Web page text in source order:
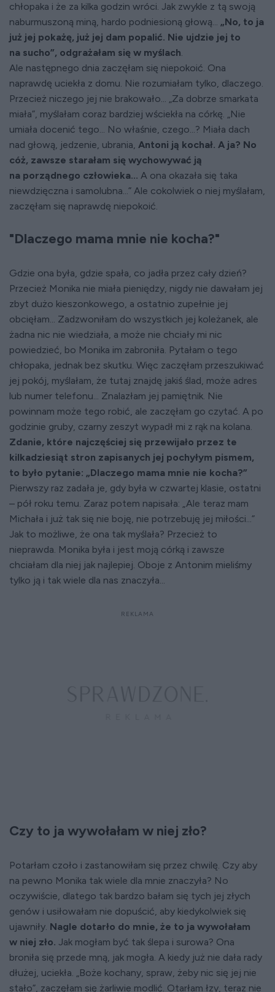
chłopaka i że za kilka godzin wróci. Jak zwykle z tą swoją
naburmuszoną miną, hardo podniesioną głową... „No, to ja
już jej pokażę, już jej dam popalić. Nie ujdzie jej to
na sucho”, odgrażałam się w myślach.
Ale następnego dnia zaczęłam się niepokoić. Ona
naprawdę uciekła z domu. Nie rozumiałam tylko, dlaczego.
Przecież niczego jej nie brakowało... „Za dobrze smarkata
miała”, myślałam coraz bardziej wściekła na córkę. „Nie
umiała docenić tego... No właśnie, czego...? Miała dach
nad głową, jedzenie, ubrania, Antoni ją kochał. A ja? No
cóż, zawsze starałam się wychowywać ją
na porządnego człowieka... A ona okazała się taka
niewdzięczna i samolubna...” Ale cokolwiek o niej myślałam,
zaczęłam się naprawdę niepokoić.
"Dlaczego mama mnie nie kocha?"
Gdzie ona była, gdzie spała, co jadła przez cały dzień?
Przecież Monika nie miała pieniędzy, nigdy nie dawałam jej
zbyt dużo kieszonkowego, a ostatnio zupełnie jej
obcięłam... Zadzwoniłam do wszystkich jej koleżanek, ale
żadna nic nie wiedziała, a może nie chciały mi nic
powiedzieć, bo Monika im zabroniła. Pytałam o tego
chłopaka, jednak bez skutku. Więc zaczęłam przeszukiwać
jej pokój, myślałam, że tutaj znajdę jakiś ślad, może adres
lub numer telefonu... Znalazłam jej pamiętnik. Nie
powinnam może tego robić, ale zaczęłam go czytać. A po
godzinie gruby, czarny zeszyt wypadł mi z rąk na kolana.
Zdanie, które najczęściej się przewijało przez te
kilkadziesiąt stron zapisanych jej pochyłym pismem,
to było pytanie: „Dlaczego mama mnie nie kocha?”
Pierwszy raz zadała je, gdy była w czwartej klasie, ostatni
– pół roku temu. Zaraz potem napisała: „Ale teraz mam
Michała i już tak się nie boję, nie potrzebuję jej miłości...”
Jak to możliwe, że ona tak myślała? Przecież to
nieprawda. Monika była i jest moją córką i zawsze
chciałam dla niej jak najlepiej. Oboje z Antonim mieliśmy
tylko ją i tak wiele dla nas znaczyła...
Czy to ja wywołałam w niej zło?
Potarłam czoło i zastanowiłam się przez chwilę. Czy aby
na pewno Monika tak wiele dla mnie znaczyła? No
oczywiście, dlatego tak bardzo bałam się tych jej złych
genów i usiłowałam nie dopuścić, aby kiedykolwiek się
ujawniły. Nagle dotarło do mnie, że to ja wywołałam
w niej zło. Jak mogłam być tak ślepa i surowa? Ona
broniła się przede mną, jak mogła. A kiedy już nie dała rady
dłużej, uciekła. „Boże kochany, spraw, żeby nic się jej nie
stało”, zaczęłam się żarliwie modlić. Otarłam łzy, teraz nie